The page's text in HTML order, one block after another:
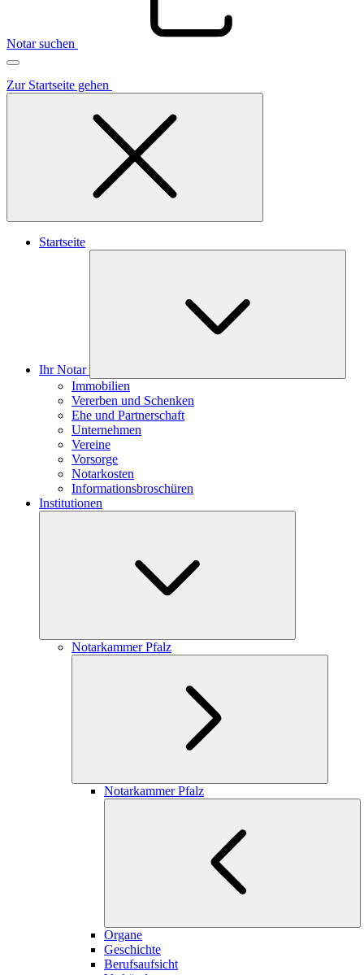
Notar suchen
Zur Startseite gehen
Startseite
Ihr Notar
Immobilien
Vererben und Schenken
Ehe und Partnerschaft
Unternehmen
Vereine
Vorsorge
Notarkosten
Informationsbroschüren
Institutionen
Notarkammer Pfalz
Notarkammer Pfalz
Organe
Geschichte
Berufsaufsicht